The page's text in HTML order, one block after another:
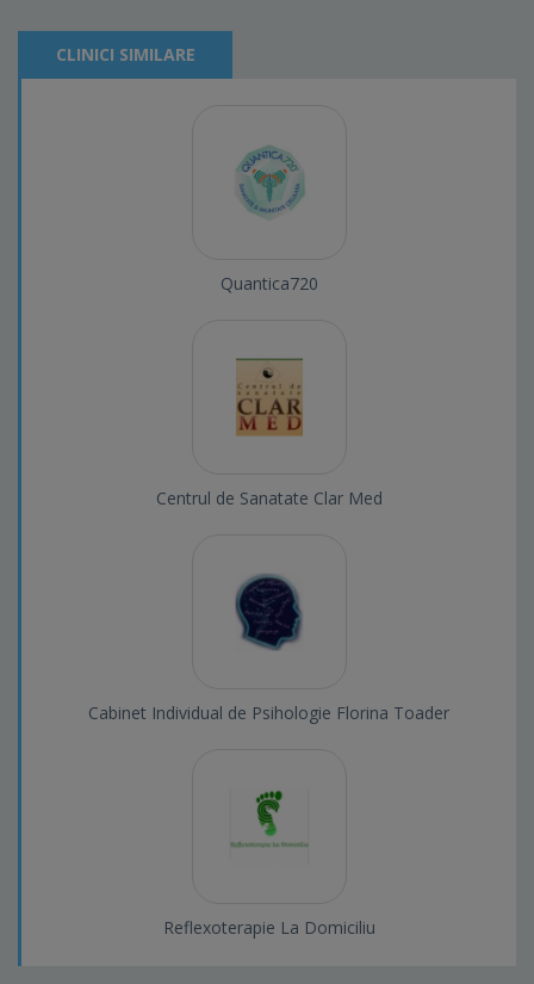
CLINICI SIMILARE
Quantica720
Centrul de Sanatate Clar Med
Cabinet Individual de Psihologie Florina Toader
Reflexoterapie La Domiciliu